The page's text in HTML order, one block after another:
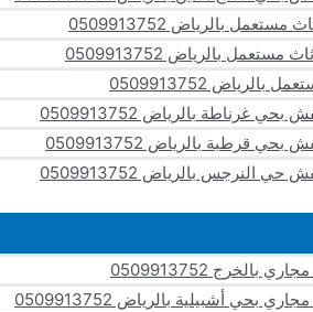
بالرياض 0509913752
بالرياض 0509913752
0509913752
غرناطة بالرياض 0509913752
قرطبة بالرياض 0509913752
النرجس بالرياض 0509913752
0509913752
بحي أشبيلية بالرياض 0509913752